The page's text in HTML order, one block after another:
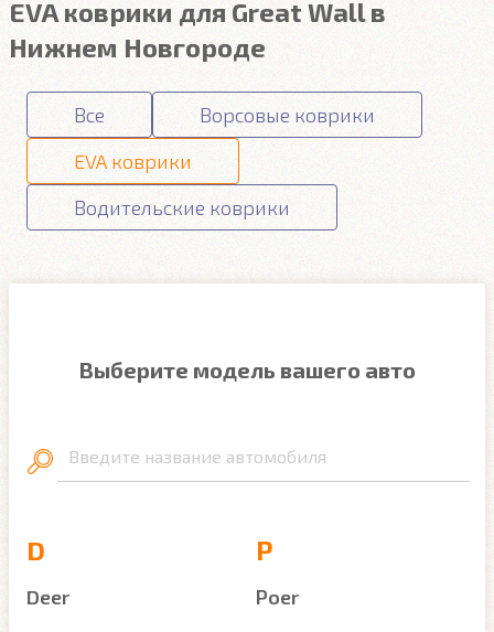
EVA коврики для Great Wall в
Нижнем Новгороде
Все
Ворсовые коврики
EVA коврики
Водительские коврики
Выберите модель вашего авто
Введите название автомобиля
D
Deer
P
Poer